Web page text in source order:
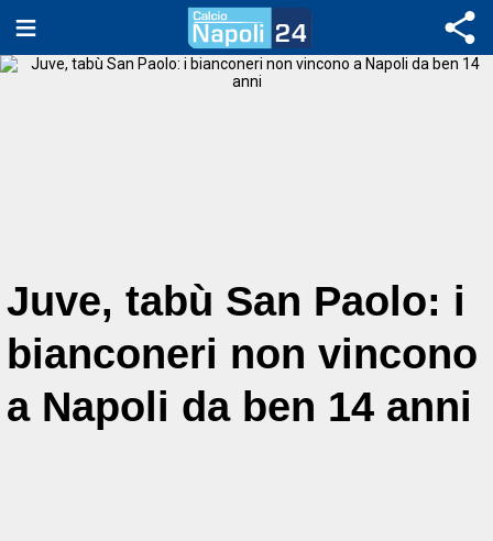
Juve, tabù San Paolo: i
bianconeri non vincono
a Napoli da ben 14 anni